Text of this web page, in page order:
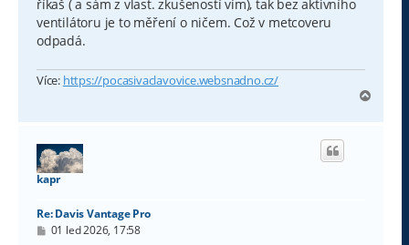
říkaš ( a sám z vlast. zkušeností vím), tak bez aktivního
ventilátoru je to měření o ničem. Což v metcoveru
odpadá.
Více: https://pocasivaclavovice.websnadno.cz/
h
kapr
Re: Davis Vantage Pro
P01 led 2026, 17:58